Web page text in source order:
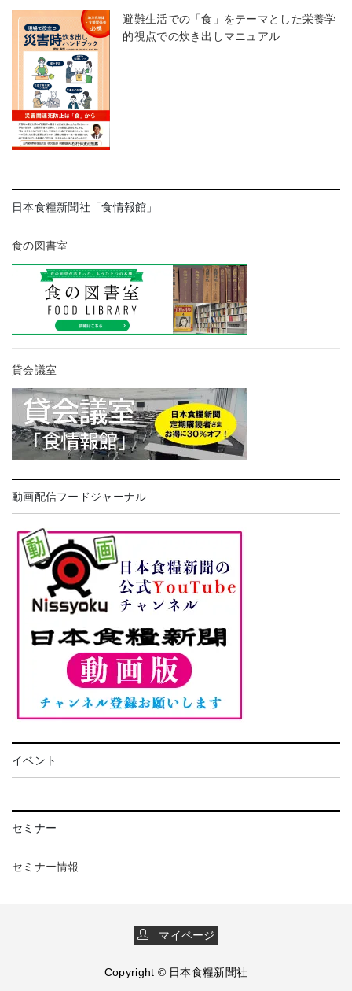
避難生活での「食」をテーマとした栄養学
的視点での炊き出しマニュアル
日本食糧新聞社「食情報館」
食の図書室
貸会議室
動画配信フードジャーナル
イベント
セミナー
セミナー情報
マイページ
Copyright © 日本食糧新聞社